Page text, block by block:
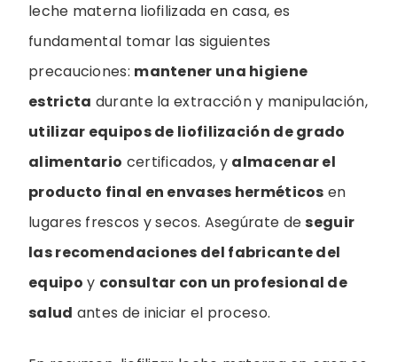
leche materna liofilizada en casa, es
fundamental tomar las siguientes
precauciones: mantener una higiene
estricta durante la extracción y manipulación,
utilizar equipos de liofilización de grado
alimentario certificados, y almacenar el
producto final en envases herméticos en
lugares frescos y secos. Asegúrate deseguir
las recomendaciones del fabricante del
equipo y consultar con un profesional de
salud antes de iniciar el proceso.